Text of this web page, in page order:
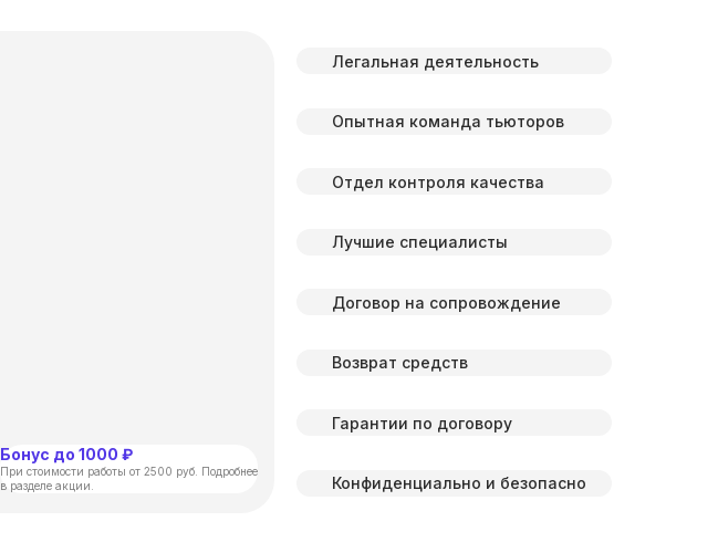
Бонус до 1000 ₽
При стоимости работы от 2500 руб. Подробнее
в разделе акции.
Легальная деятельность
Опытная команда тьюторов
Отдел контроля качества
Лучшие специалисты
Договор на сопровождение
Возврат средств
Гарантии по договору
Конфиденциально и безопасно